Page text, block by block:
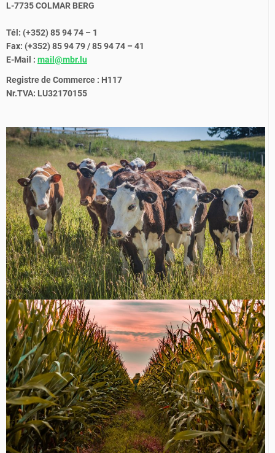
L-7735 COLMAR BERG
Tél: (+352) 85 94 74 – 1
Fax: (+352) 85 94 79 / 85 94 74 – 41
E-Mail : mail@mbr.lu
Registre de Commerce : H117
Nr.TVA: LU32170155